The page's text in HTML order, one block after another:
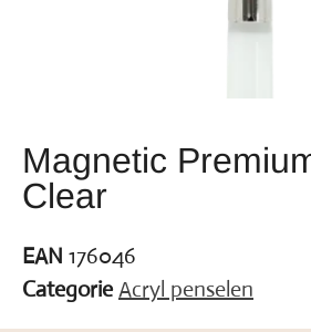
Magnetic
Clear
EAN 176046
Categorie Acryl penselen